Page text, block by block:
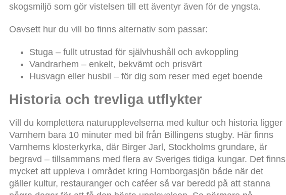
skogsmiljö som gör vistelsen till ett äventyr även för de yngsta.
Oavsett hur du vill bo finns alternativ som passar:
Stuga – fullt utrustad för självhushåll och avkoppling
Vandrarhem – enkelt, bekvämt och prisvärt
Husvagn eller husbil – för dig som reser med eget boende
Historia och trevliga utflykter
Vill du komplettera naturupplevelserna med kultur och historia ligger
Varnhem bara 10 minuter med bil från Billingens stugby. Här finns
Varnhems klosterkyrka, där Birger Jarl, Stockholms grundare, är
begravd – tillsammans med flera av Sveriges tidiga kungar. Det finns
mycket att uppleva i området kring Hornborgasjön både när det
gäller kultur, restauranger och caféer så var beredd på att stanna